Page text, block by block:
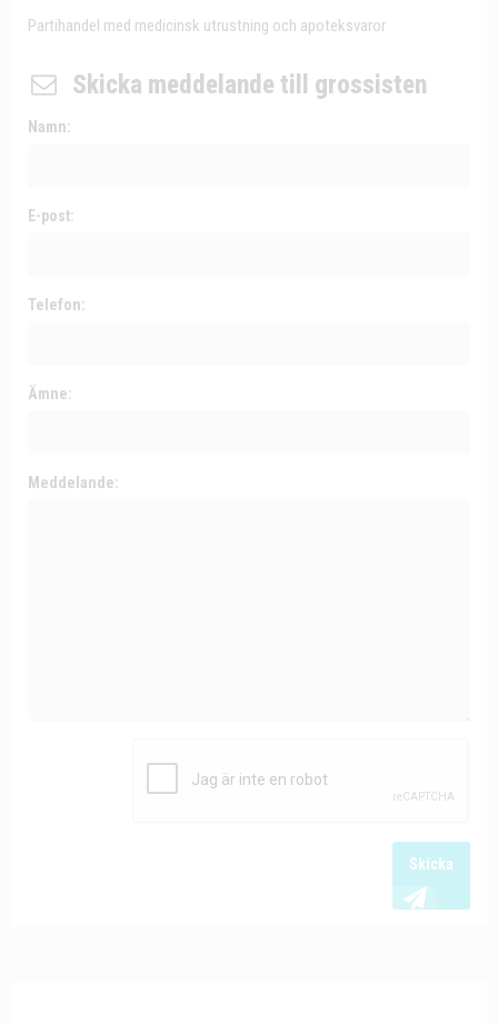
Partihandel med medicinsk utrustning och apoteksvaror
Skicka meddelande till grossisten
Namn:
E-post:
Telefon:
Ämne:
Meddelande:
Skicka